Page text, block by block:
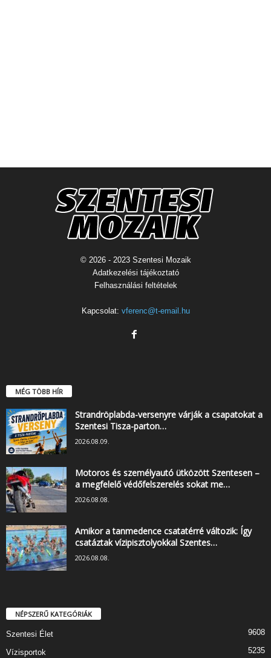
© 2026 - 2023 Szentesi Mozaik
Adatkezelési tájékoztató
Felhasználási feltételek
Kapcsolat: vferenc@t-email.hu
MÉG TÖBB HÍR
Strandröplabda-versenyre várják a csapatokat a
Szentesi Tisza-parton…
2026.08.09.
Motoros és személyautó ütközött Szentesen –
a megfelelő védőfelszerelés sokat me…
2026.08.08.
Amikor a tanmedence csatatérré változik: Így
csatáztak vízipisztolyokkal Szentes…
2026.08.08.
NÉPSZERŰ KATEGÓRIÁK
Szentesi Élet 9608
Vízisportok 5235